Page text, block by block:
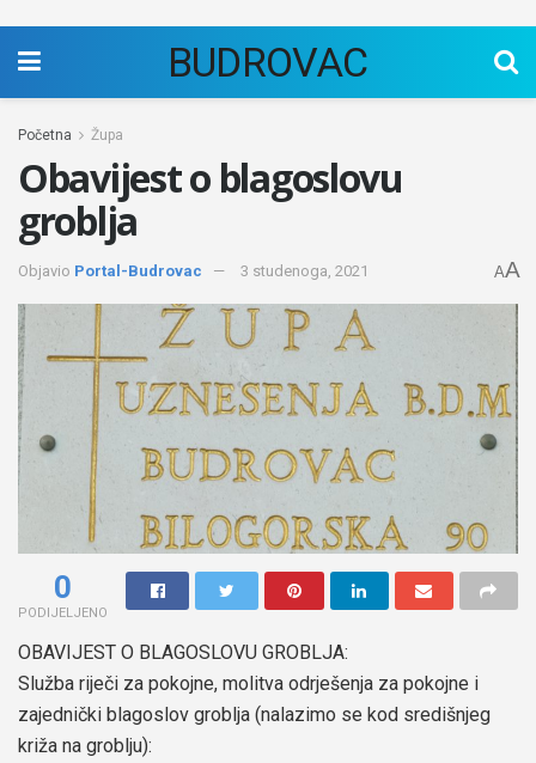
BUDROVAC
Početna Župa
Obavijest o blagoslovu
groblja
Objavio Portal-Budrovac 3 studenoga, 2021 AA
0
PODIJELJENO
OBAVIJEST O BLAGOSLOVU GROBLJA:
Služba riječi za pokojne, molitva odrješenja za pokojne i
zajednički blagoslov groblja (nalazimo se kod središnjeg
križa na groblju):